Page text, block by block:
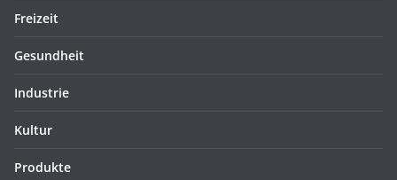
Freizeit
Gesundheit
Industrie
Kultur
Produkte